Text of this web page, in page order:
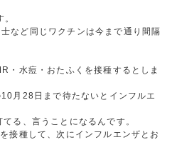
など同じワクチンは今まで通り間隔
・水痘・おたふくを接種するとしま
月28日まで待たないとインフルエ
る、言うことになるんです。
接種して、次にインフルエンザとお